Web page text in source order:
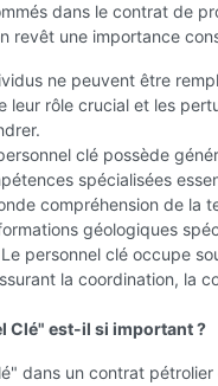
dans le contrat de
revêt une importance
ne peuvent être
leur rôle crucial et les
clé possède
spécialisées
compréhension de la
géologiques
Le personnel clé occupe
la coordination, la
Clé" est-il si important ?
dans un contrat